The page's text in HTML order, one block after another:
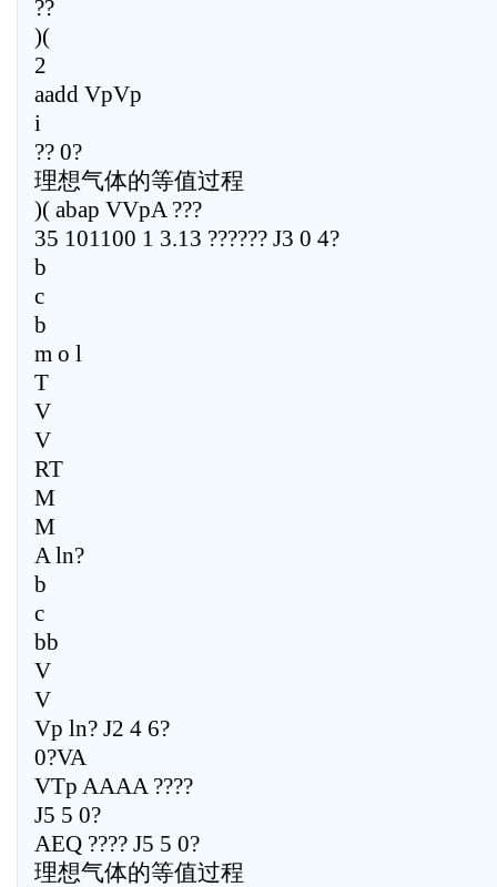
??
)(
2
aadd VpVp
i
?? 0?
理想气体的等值过程
)( abap VVpA ???
35 101100 1 3.13 ?????? J3 0 4?
b
c
b
m o l
T
V
V
RT
M
M
A ln?
b
c
bb
V
V
Vp ln? J2 4 6?
0?VA
VTp AAAA ????
J5 5 0?
AEQ ???? J5 5 0?
理想气体的等值过程